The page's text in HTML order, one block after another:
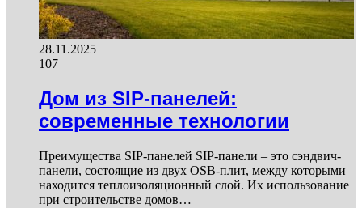
28.11.2025
107
Дом из SIP-панелей:
современные технологии
Преимущества SIP-панелей SIP-панели – это сэндвич-
панели, состоящие из двух OSB-плит, между которыми
находится теплоизоляционный слой. Их использование
при строительстве домов…